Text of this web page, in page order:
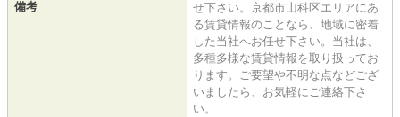
備考
せ下さい。京都市山科区エリアにあ
る賃貸情報のことなら、地域に密着
した当社へお任せ下さい。当社は、
多種多様な賃貸情報を取り扱ってお
ります。ご要望や不明な点などござ
いましたら、お気軽にご連絡下さ
い。